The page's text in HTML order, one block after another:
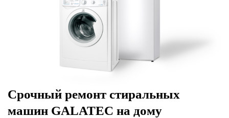
Срочный ремонт стиральных
машин GALATEC на дому